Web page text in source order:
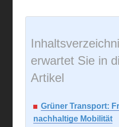
erwartet Sie in
Artikel
Grüner Transport:
nachhaltige Mobilität